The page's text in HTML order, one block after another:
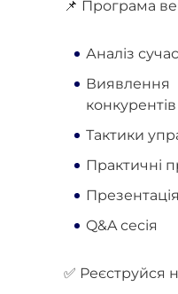
📌 Програма
Аналіз
Виявлення
конкурентів
Тактики
Практичні
Q&A сесія
✅ Реєструйся